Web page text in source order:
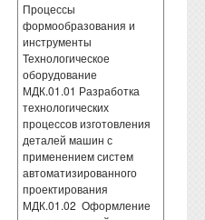
Процессы
формообразования и
инструменты
Технологическое
оборудование
МДК.01.01 Разработка
технологических
процессов изготовления
деталей машин с
применением систем
автоматизированного
проектирования
МДК.01.02 Оформление